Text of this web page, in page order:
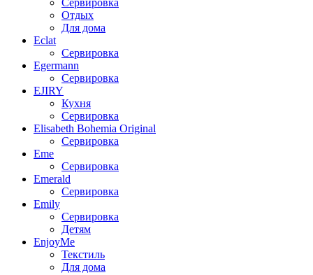
Сервировка
Отдых
Для дома
Eclat
Сервировка
Egermann
Сервировка
EJIRY
Кухня
Сервировка
Elisabeth Bohemia Original
Сервировка
Eme
Сервировка
Emerald
Сервировка
Emily
Сервировка
Детям
EnjoyMe
Текстиль
Для дома